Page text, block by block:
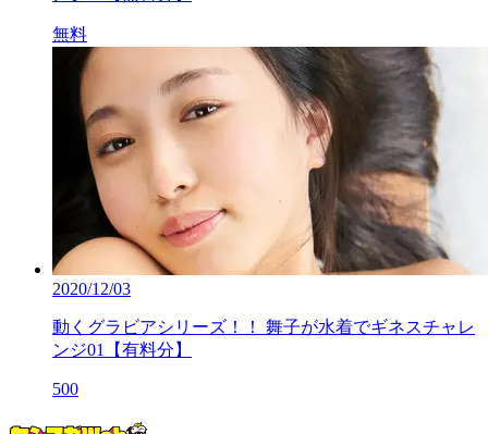
無料
2020/12/03
動くグラビアシリーズ！！ 舞子が水着でギネスチャレ
ンジ01【有料分】
500